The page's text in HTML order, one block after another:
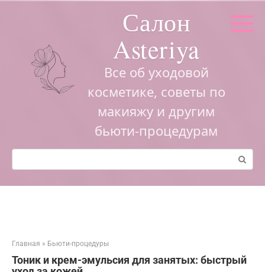
Салон
Asteriya
Все об уходовой
косметике, советы по
макияжу и другим
бьюти-процедурам
Поиск:
Главная » Бьюти-процедуры
Тоник и крем-эмульсия для занятых: быстрый